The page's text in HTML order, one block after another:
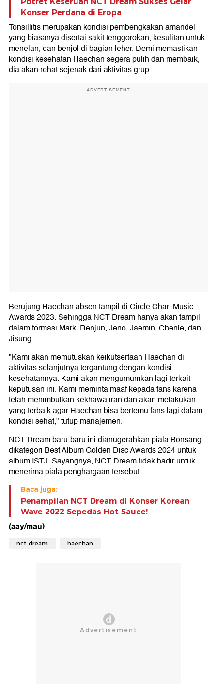
Konser Perdana di Eropa
Tonsillitis merupakan kondisi pembengkakan amandel
yang biasanya disertai sakit tenggorokan, kesulitan untuk
menelan, dan benjol di bagian leher. Demi memastikan
kondisi kesehatan Haechan segera pulih dan membaik,
dia akan rehat sejenak dari aktivitas grup.
ADVERTISEMENT
Berujung Haechan absen tampil di Circle Chart Music
Awards 2023. Sehingga NCT Dream hanya akan tampil
dalam formasi Mark, Renjun, Jeno, Jaemin, Chenle, dan
Jisung.
"Kami akan memutuskan keikutsertaan Haechan di
aktivitas selanjutnya tergantung dengan kondisi
kesehatannya. Kami akan mengumumkan lagi terkait
keputusan ini. Kami meminta maaf kepada fans karena
telah menimbulkan kekhawatiran dan akan melakukan
yang terbaik agar Haechan bisa bertemu fans lagi dalam
kondisi sehat," tutup manajemen.
NCT Dream baru-baru ini dianugerahkan piala Bonsang
dikategori Best Album Golden Disc Awards 2024 untuk
album ISTJ. Sayangnya, NCT Dream tidak hadir untuk
menerima piala penghargaan tersebut.
Baca juga:
Penampilan NCT Dream di Konser Korean
Wave 2022 Sepedas Hot Sauce!
(aay/mau)
nct dream haechan